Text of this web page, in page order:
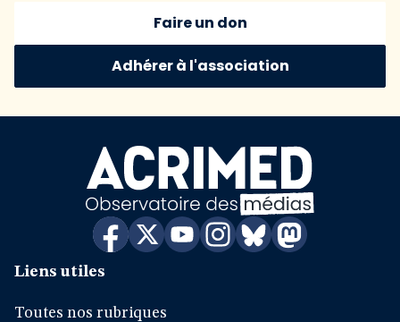
Faire un don
Adhérer à l'association
Liens utiles
Toutes nos rubriques